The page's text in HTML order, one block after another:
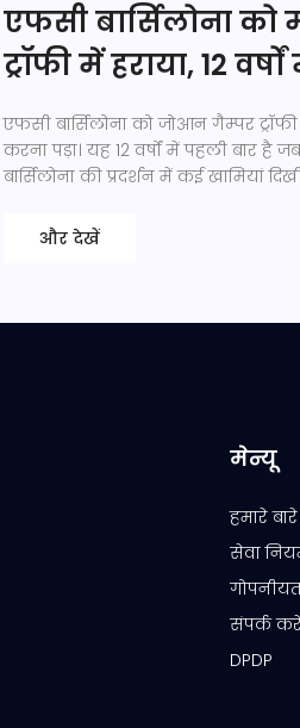
एफसी बार्सिलोना
ट्रॉफी में हराया, 12
एफसी बार्सिलोना को जोआन गैम्पर
करना पड़ा। यह 12 वर्षों में पहली बार है
बार्सिलोना की प्रदर्शन में कई खामियां
और देखें
मेन्यू
हमारे
सेवा
संपर्क
DPDP